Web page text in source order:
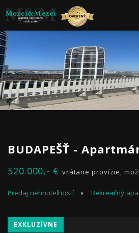
BUDAPEŠŤ -
520.000,- € vrátane provízie,
Predaj nehnuteľností Rekreačný
EXKLUZÍVNE